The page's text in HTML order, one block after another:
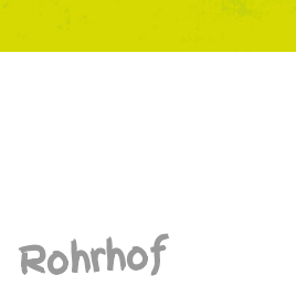
Rohrhof